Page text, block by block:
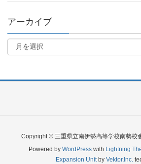
アーカイブ
Copyright © 三重県立南伊勢高等学校南勢校
Powered by WordPresswith Lightning
Expansion Unit by Vektor,Inc.